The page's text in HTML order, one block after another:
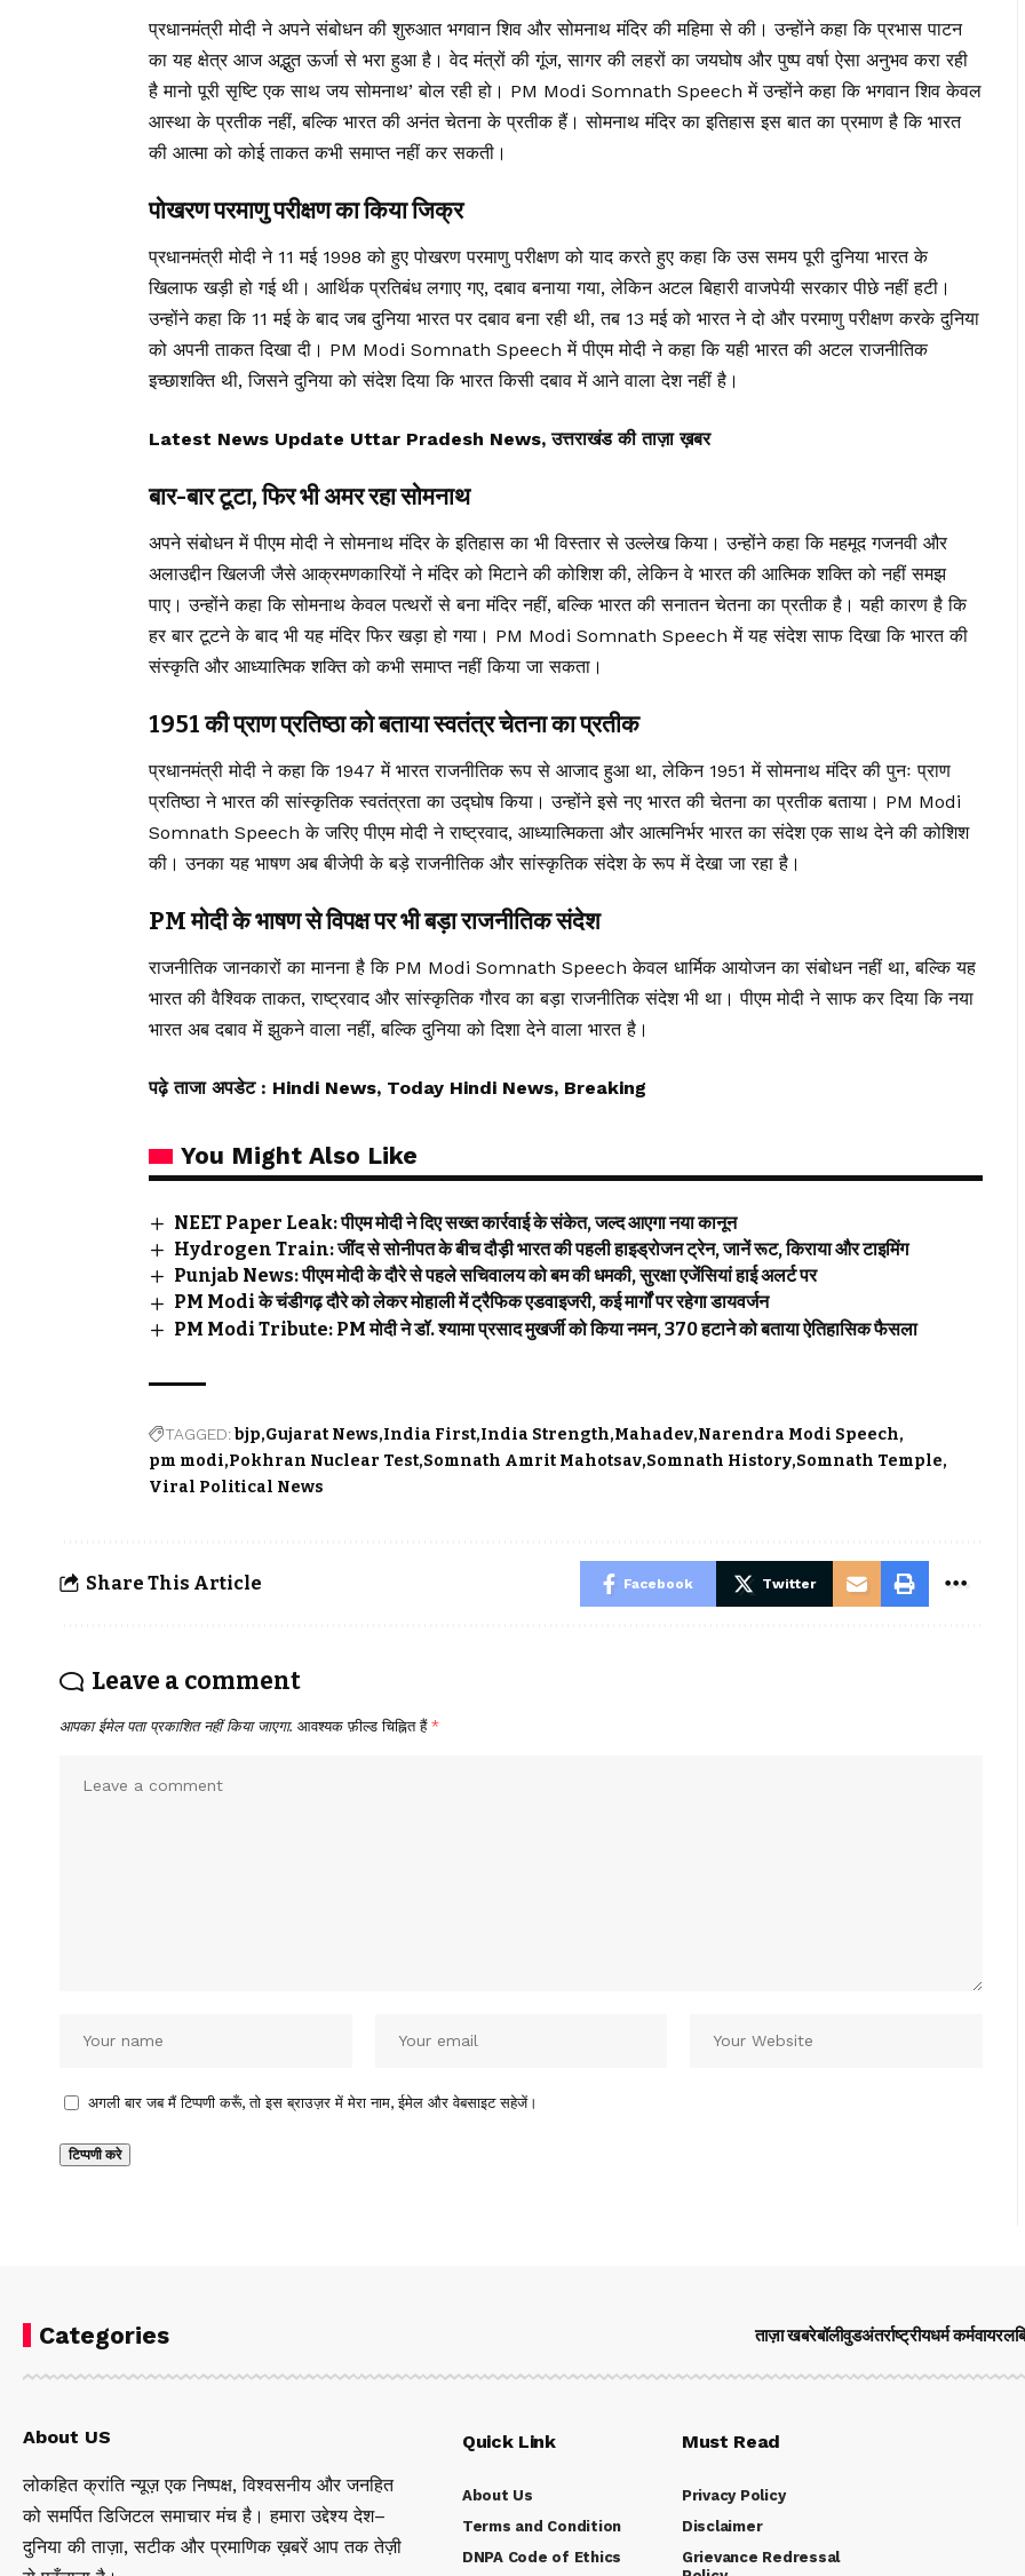
प्रधानमंत्री मोदी ने अपने संबोधन की शुरुआत भगवान शिव और सोमनाथ मंदिर की महिमा से की। उन्होंने कहा कि प्रभास पाटन
का यह क्षेत्र आज अद्भुत ऊर्जा से भरा हुआ है। वेद मंत्रों की गूंज, सागर की लहरों का जयघोष और पुष्प वर्षा ऐसा अनुभव करा रही
है मानो पूरी सृष्टि एक साथ जय सोमनाथ’ बोल रही हो। PM Modi Somnath Speech में उन्होंने कहा कि भगवान शिव केवल
आस्था के प्रतीक नहीं, बल्कि भारत की अनंत चेतना के प्रतीक हैं। सोमनाथ मंदिर का इतिहास इस बात का प्रमाण है कि भारत
की आत्मा को कोई ताकत कभी समाप्त नहीं कर सकती।
पोखरण परमाणु परीक्षण का किया जिक्र
प्रधानमंत्री मोदी ने 11 मई 1998 को हुए पोखरण परमाणु परीक्षण को याद करते हुए कहा कि उस समय पूरी दुनिया भारत के
खिलाफ खड़ी हो गई थी। आर्थिक प्रतिबंध लगाए गए, दबाव बनाया गया, लेकिन अटल बिहारी वाजपेयी सरकार पीछे नहीं हटी।
उन्होंने कहा कि 11 मई के बाद जब दुनिया भारत पर दबाव बना रही थी, तब 13 मई को भारत ने दो और परमाणु परीक्षण करके दुनिया
को अपनी ताकत दिखा दी। PM Modi Somnath Speech में पीएम मोदी ने कहा कि यही भारत की अटल राजनीतिक
इच्छाशक्ति थी, जिसने दुनिया को संदेश दिया कि भारत किसी दबाव में आने वाला देश नहीं है।
Latest News Update Uttar Pradesh News, उत्तराखंड की ताज़ा ख़बर
बार-बार टूटा, फिर भी अमर रहा सोमनाथ
अपने संबोधन में पीएम मोदी ने सोमनाथ मंदिर के इतिहास का भी विस्तार से उल्लेख किया। उन्होंने कहा कि महमूद गजनवी और
अलाउद्दीन खिलजी जैसे आक्रमणकारियों ने मंदिर को मिटाने की कोशिश की, लेकिन वे भारत की आत्मिक शक्ति को नहीं समझ
पाए। उन्होंने कहा कि सोमनाथ केवल पत्थरों से बना मंदिर नहीं, बल्कि भारत की सनातन चेतना का प्रतीक है। यही कारण है कि
हर बार टूटने के बाद भी यह मंदिर फिर खड़ा हो गया। PM Modi Somnath Speech में यह संदेश साफ दिखा कि भारत की
संस्कृति और आध्यात्मिक शक्ति को कभी समाप्त नहीं किया जा सकता।
1951 की प्राण प्रतिष्ठा को बताया स्वतंत्र चेतना का प्रतीक
प्रधानमंत्री मोदी ने कहा कि 1947 में भारत राजनीतिक रूप से आजाद हुआ था, लेकिन 1951 में सोमनाथ मंदिर की पुनः प्राण
प्रतिष्ठा ने भारत की सांस्कृतिक स्वतंत्रता का उद्घोष किया। उन्होंने इसे नए भारत की चेतना का प्रतीक बताया। PM Modi
Somnath Speech के जरिए पीएम मोदी ने राष्ट्रवाद, आध्यात्मिकता और आत्मनिर्भर भारत का संदेश एक साथ देने की कोशिश
की। उनका यह भाषण अब बीजेपी के बड़े राजनीतिक और सांस्कृतिक संदेश के रूप में देखा जा रहा है।
PM मोदी के भाषण से विपक्ष पर भी बड़ा राजनीतिक संदेश
राजनीतिक जानकारों का मानना है कि PM Modi Somnath Speech केवल धार्मिक आयोजन का संबोधन नहीं था, बल्कि यह
भारत की वैश्विक ताकत, राष्ट्रवाद और सांस्कृतिक गौरव का बड़ा राजनीतिक संदेश भी था। पीएम मोदी ने साफ कर दिया कि नया
भारत अब दबाव में झुकने वाला नहीं, बल्कि दुनिया को दिशा देने वाला भारत है।
पढ़े ताजा अपडेट : Hindi News, Today Hindi News, Breaking
You Might Also Like
NEET Paper Leak: पीएम मोदी ने दिए सख्त कार्रवाई के संकेत, जल्द आएगा नया कानून
Hydrogen Train: जींद से सोनीपत के बीच दौड़ी भारत की पहली हाइड्रोजन ट्रेन, जानें रूट, किराया और टाइमिंग
Punjab News: पीएम मोदी के दौरे से पहले सचिवालय को बम की धमकी, सुरक्षा एजेंसियां हाई अलर्ट पर
PM Modi के चंडीगढ़ दौरे को लेकर मोहाली में ट्रैफिक एडवाइजरी, कई मार्गों पर रहेगा डायवर्जन
PM Modi Tribute: PM मोदी ने डॉ. श्यामा प्रसाद मुखर्जी को किया नमन, 370 हटाने को बताया ऐतिहासिक फैसला
TAGGED:bjp Gujarat News India First India Strength Mahadev Narendra Modi Speech
pm modi Pokhran Nuclear Test Somnath Amrit Mahotsav Somnath History Somnath Temple
Viral Political News
Share This Article Facebook Twitter
Leave a comment
आपका ईमेल पता प्रकाशित नहीं किया जाएगा. आवश्यक फ़ील्ड चिह्नित हैं *
अगली बार जब मैं टिप्पणी करूँ, तो इस ब्राउज़र में मेरा नाम, ईमेल और वेबसाइट सहेजें।
Categories ताज़ा खबरेबॉलीवुडअंतर्राष्ट्रीयधर्म कर्मवायरल
About US
लोकहित क्रांति न्यूज़ एक निष्पक्ष, विश्वसनीय और जनहित
को समर्पित डिजिटल समाचार मंच है। हमारा उद्देश्य देश–
दुनिया की ताज़ा, सटीक और प्रमाणिक ख़बरें आप तक तेज़ी
Quick Link
About Us
Terms and Condition
DNPA Code of Ethics
Must Read
Privacy Policy
Disclaimer
Grievance Redressal